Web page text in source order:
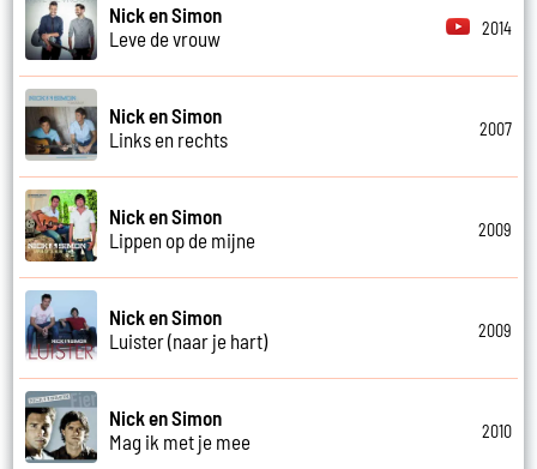
Nick en Simon
Leve de vrouw
2014
Nick en Simon
Links en rechts
2007
Nick en Simon
Lippen op de mijne
2009
Nick en Simon
Luister (naar je hart)
2009
Nick en Simon
Mag ik met je mee
2010